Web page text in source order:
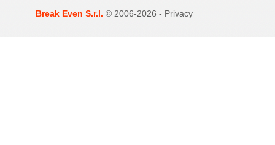
Break Even S.r.l. © 2006-2026 - Privacy